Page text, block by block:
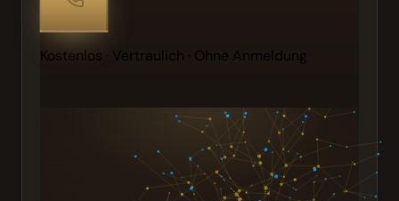
Kostenlos · Vertraulich · Ohne Anmeldung